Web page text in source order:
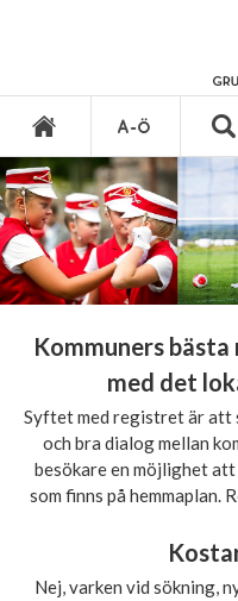
Kommuners
med det
Syftet med registret är att
och bra dialog mellan
besökare en möjlighet
som finns på
Nej, varken vid sökning,